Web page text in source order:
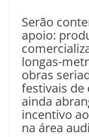
Serão
apoio:
longas-
obras
festivais de
ainda
incentivo
na área